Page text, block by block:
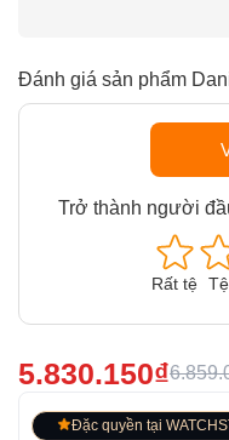
Đánh giá sản phẩm
Trở thành người
Rất tệ Tệ
5.830.150₫
Đặc quyền tại